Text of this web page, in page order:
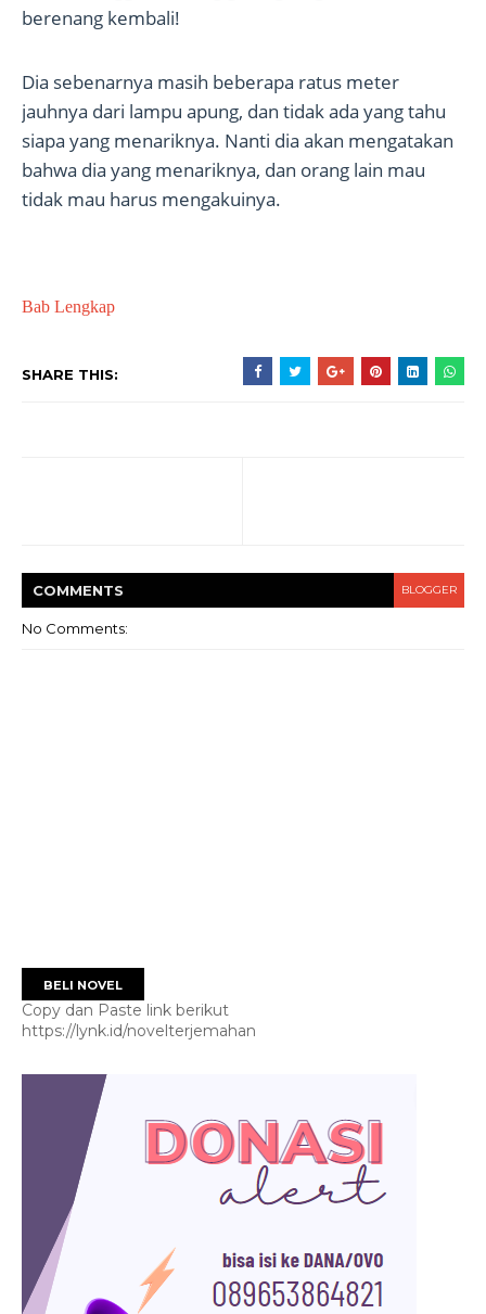
berenang kembali!
Dia sebenarnya masih beberapa ratus meter
jauhnya dari lampu apung, dan tidak ada yang tahu
siapa yang menariknya. Nanti dia akan mengatakan
bahwa dia yang menariknya, dan orang lain mau
tidak mau harus mengakuinya.
Bab Lengkap
SHARE THIS:
COMMENTS BLOGGER
No Comments:
BELI NOVEL
Copy dan Paste link berikut
https://lynk.id/novelterjemahan